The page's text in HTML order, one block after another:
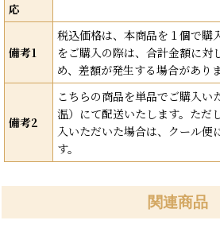
応
備考1
税込価格は、本商品を１個で購
をご購入の際は、合計金額に対
め、差額が発生する場合がありま
備考2
こちらの商品を単品でご購入い
温）にて配送いたします。ただ
入いただいた場合は、クール便
す。
関連商品